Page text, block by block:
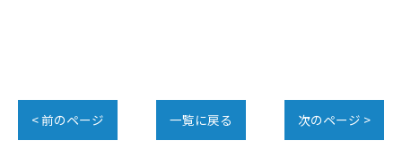
< 前のページ 一覧に戻る 次のページ >